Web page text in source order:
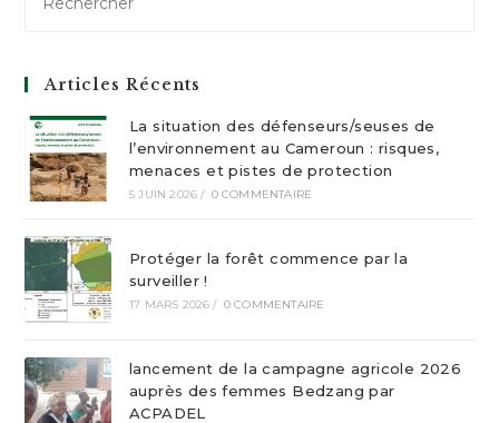
Articles Récents
La situation des défenseurs/seuses de
l’environnement au Cameroun : risques,
menaces et pistes de protection
5 JUIN 2026 / 0 COMMENTAIRE
Protéger la forêt commence par la
surveiller !
17 MARS 2026 / 0 COMMENTAIRE
lancement de la campagne agricole 2026
auprès des femmes Bedzang par
ACPADEL